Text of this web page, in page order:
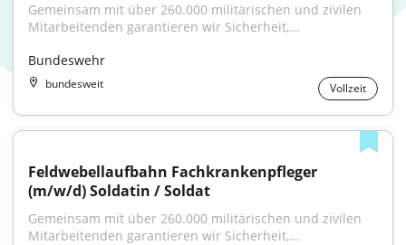
Gemeinsam mit über 260.000 militärischen und zivilen
Mitarbeitenden garantieren wir Sicherheit,...
Bundeswehr
bundesweit Vollzeit
Feldwebellaufbahn Fachkrankenpfleger
(m/w/d) Soldatin / Soldat
Gemeinsam mit über 260.000 militärischen und zivilen
Mitarbeitenden garantieren wir Sicherheit,...